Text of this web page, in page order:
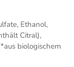
Ethanol,
Citral),
biologischem